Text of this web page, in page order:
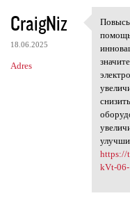
CraigNiz
18.06.2025
Adres
https://
kVt-